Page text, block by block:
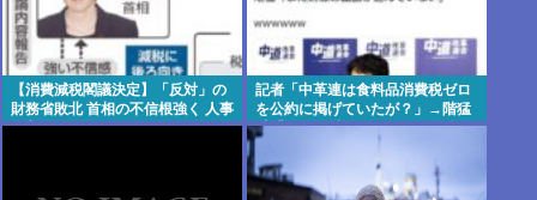
【消費減税閣議決定】「反対」の
財務省敗北 首相の不信根強く 人事
介入をちらつかされ…
記者「中革連は食料品消費税ゼロ
を公約に掲げていたが？」→階猛
氏「それは財源確保という条件付